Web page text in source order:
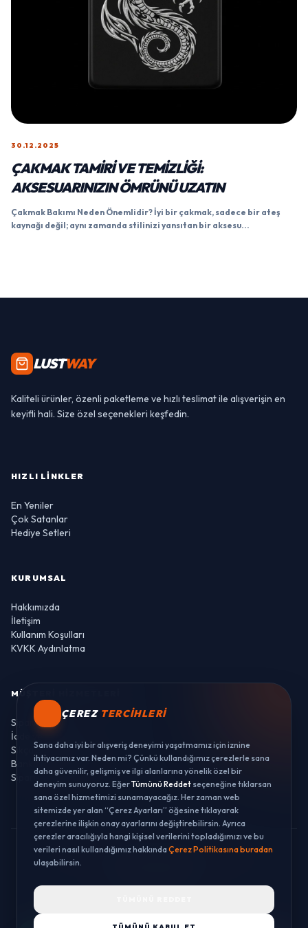
30.12.2025
ÇAKMAK TAMIRI VE TEMIZLIĞI:
AKSESUARINIZIN ÖMRÜNÜ UZATIN
Çakmak Bakımı Neden Önemlidir? İyi bir çakmak, sadece bir ateş
kaynağı değil; aynı zamanda stilinizi yansıtan bir aksesu...
LUSTWAY
Kaliteli ürünler, özenli paketleme ve hızlı teslimat ile alışverişin en
keyifli hali. Size özel seçenekleri keşfedin.
HIZLI LINKLER
En Yeniler
Çok Satanlar
Hediye Setleri
KURUMSAL
Hakkımızda
İletişim
Kullanım Koşulları
KVKK Aydınlatma
MÜŞTERI HIZMETLERI
Sipariş Takibi
İade ve Değişim
Sıkça Sorulan Sorular
Banka Hesaplarımız
Sipariş Takibi
© 2026 LUSTWAY. TÜM HAKLARI SAKLIDIR.
ÇEREZ TERCIHLERI
Sana daha iyi bir alışveriş deneyimi yaşatmamız için iznine
ihtiyacımız var. Neden mi? Çünkü kullandığımız çerezlerle sana
daha güvenilir, gelişmiş ve ilgi alanlarına yönelik özel bir
deneyim sunuyoruz. EğerTümünü Reddet seçeneğine tıklarsan
sana özel hizmetimizi sunamayacağız. Her zaman web
sitemizde yer alan “Çerez Ayarları” öğesine tıklayarak
çerezlerine ilişkin onay ayarlarını değiştirebilirsin. Ayrıca
çerezler aracılığıyla hangi kişisel verilerini topladığımızı ve bu
verileri nasıl kullandığımız hakkındaÇerez Politikasına buradan
ulaşabilirsin.